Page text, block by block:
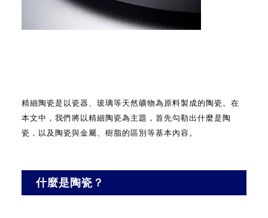
精細陶瓷是以瓷器、玻璃等天然礦物為原料製成的陶瓷。在
本文中，我們將以精細陶瓷為主題，首先勾勒出什麼是陶
瓷，以及陶瓷與金屬、樹脂的區別等基本內容。
什麼是陶瓷？